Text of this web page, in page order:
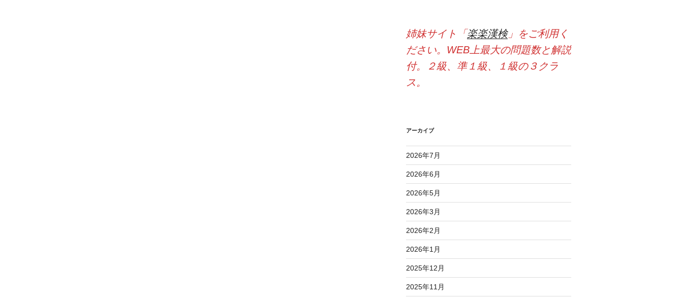
姉妹サイト「楽楽漢検」をご利用く
ださい。WEB上最大の問題数と解説
付。２級、準１級、１級の３クラ
ス。
アーカイブ
2026年7月
2026年6月
2026年5月
2026年3月
2026年2月
2026年1月
2025年12月
2025年11月